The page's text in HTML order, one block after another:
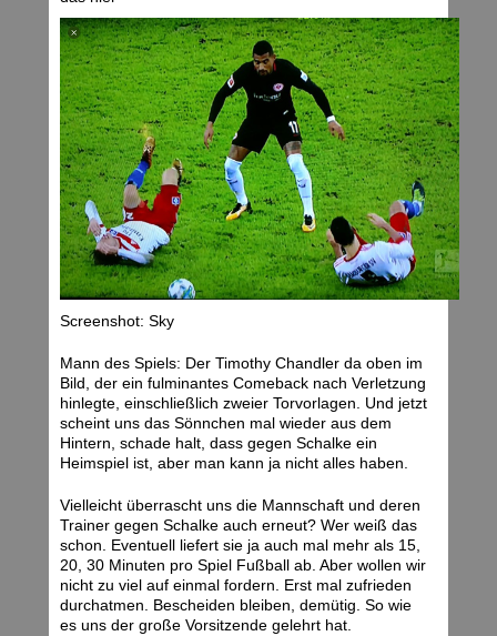
Screenshot: Sky
Mann des Spiels: Der Timothy Chandler da oben im
Bild, der ein fulminantes Comeback nach Verletzung
hinlegte, einschließlich zweier Torvorlagen. Und jetzt
scheint uns das Sönnchen mal wieder aus dem
Hintern, schade halt, dass gegen Schalke ein
Heimspiel ist, aber man kann ja nicht alles haben.
Vielleicht überrascht uns die Mannschaft und deren
Trainer gegen Schalke auch erneut? Wer weiß das
schon. Eventuell liefert sie ja auch mal mehr als 15,
20, 30 Minuten pro Spiel Fußball ab. Aber wollen wir
nicht zu viel auf einmal fordern. Erst mal zufrieden
durchatmen. Bescheiden bleiben, demütig. So wie
es uns der große Vorsitzende gelehrt hat.